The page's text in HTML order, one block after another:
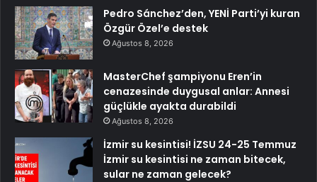
Pedro Sánchez’den, YENİ Parti’yi kuran
Özgür Özel’e destek
Ağustos 8, 2026
MasterChef şampiyonu Eren’in
cenazesinde duygusal anlar: Annesi
güçlükle ayakta durabildi
Ağustos 8, 2026
İzmir su kesintisi! İZSU 24-25 Temmuz
İzmir su kesintisi ne zaman bitecek,
sular ne zaman gelecek?